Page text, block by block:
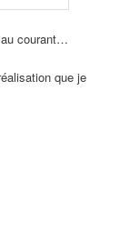
au courant…
que je